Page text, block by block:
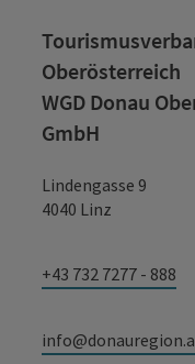
Oberösterreich
WGD Donau
GmbH
Lindengasse 9
4040 Linz
+43 732 7277 - 888